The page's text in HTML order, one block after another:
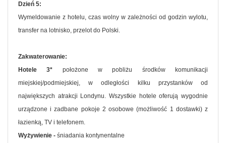
Dzień 5:
Wymeldowanie z hotelu, czas wolny w zależności od godzin wylotu,
transfer na lotnisko, przelot do Polski.
Zakwaterowanie:
Hotele 3* położone w pobliżu środków komunikacji
miejskiej/podmiejskiej, w odległości kilku przystanków od
największych atrakcji Londynu. Wszystkie hotele oferują wygodnie
urządzone i zadbane pokoje 2 osobowe (możliwość 1 dostawki) z
łazienką, TV i telefonem.
Wyżywienie - śniadania kontynentalne